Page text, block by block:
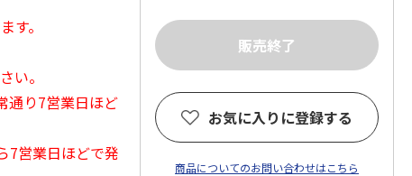
す。
い。
通り7営業日ほど
7営業日ほどで発
お気に入りに登録する
商品についてのお問い合わせはこちら